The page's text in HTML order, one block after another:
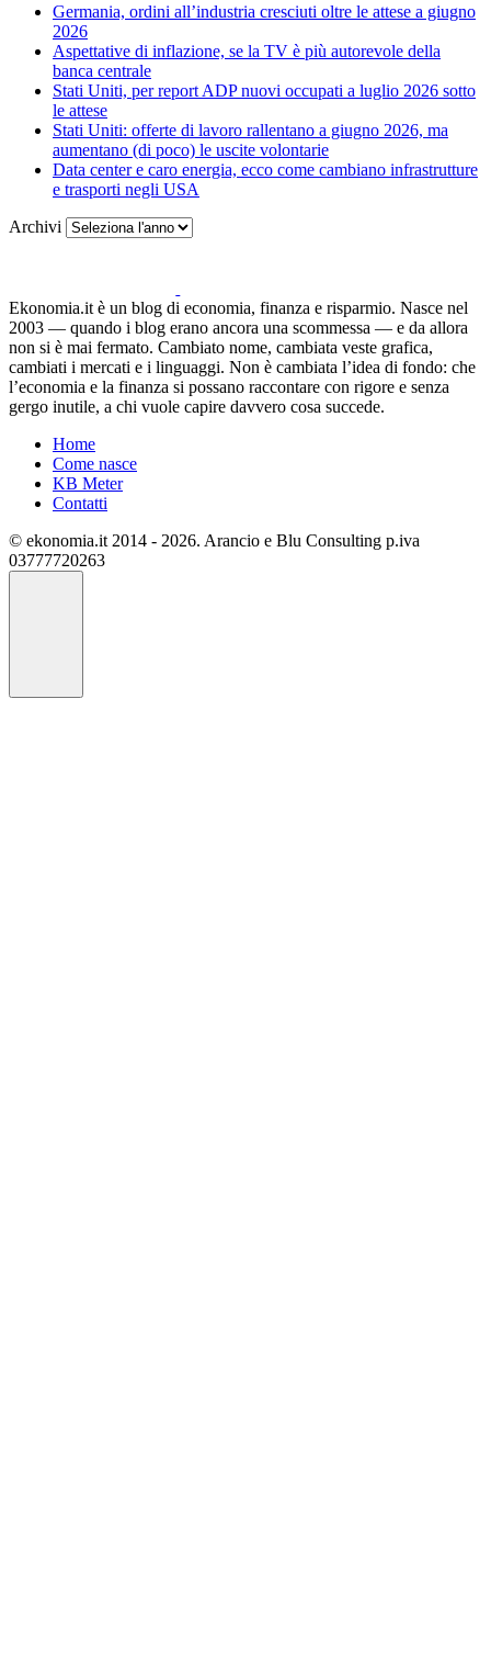
Germania, ordini all’industria cresciuti oltre le attese a giugno
2026
Aspettative di inflazione, se la TV è più autorevole della
banca centrale
Stati Uniti, per report ADP nuovi occupati a luglio 2026 sotto
le attese
Stati Uniti: offerte di lavoro rallentano a giugno 2026, ma
aumentano (di poco) le uscite volontarie
Data center e caro energia, ecco come cambiano infrastrutture
e trasporti negli USA
Archivi
Ekonomia.it è un blog di economia, finanza e risparmio. Nasce nel
2003 — quando i blog erano ancora una scommessa — e da allora
non si è mai fermato. Cambiato nome, cambiata veste grafica,
cambiati i mercati e i linguaggi. Non è cambiata l’idea di fondo: che
l’economia e la finanza si possano raccontare con rigore e senza
gergo inutile, a chi vuole capire davvero cosa succede.
Home
Come nasce
KB Meter
Contatti
© ekonomia.it 2014 - 2026. Arancio e Blu Consulting p.iva
03777720263